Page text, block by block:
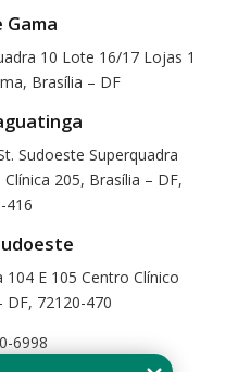
Gama
10 Lote 16/17 Lojas 1
Brasília – DF
Sudoeste Superquadra
205, Brasília – DF,
416
E 105 Centro Clínico
DF, 72120-470
6998